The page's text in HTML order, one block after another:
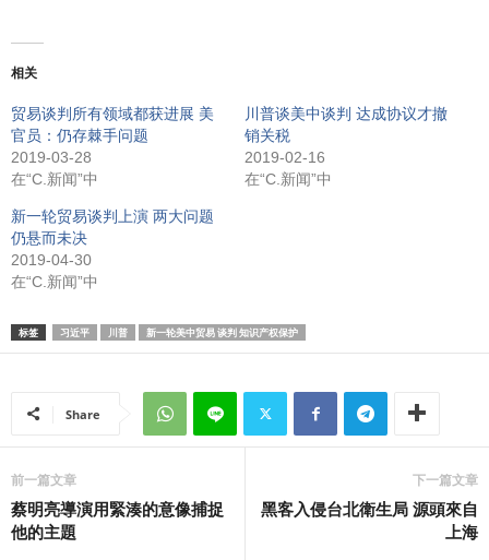
相关
贸易谈判所有领域都获进展 美
官员：仍存棘手问题
2019-03-28
在“C.新闻”中
川普谈美中谈判 达成协议才撤
销关税
2019-02-16
在“C.新闻”中
新一轮贸易谈判上演 两大问题
仍悬而未决
2019-04-30
在“C.新闻”中
标签 习近平 川普 新一轮美中贸易 谈判 知识产权保护
Share
前一篇文章
蔡明亮導演用緊湊的意像捕捉
他的主題
下一篇文章
黑客入侵台北衛生局 源頭來自
上海